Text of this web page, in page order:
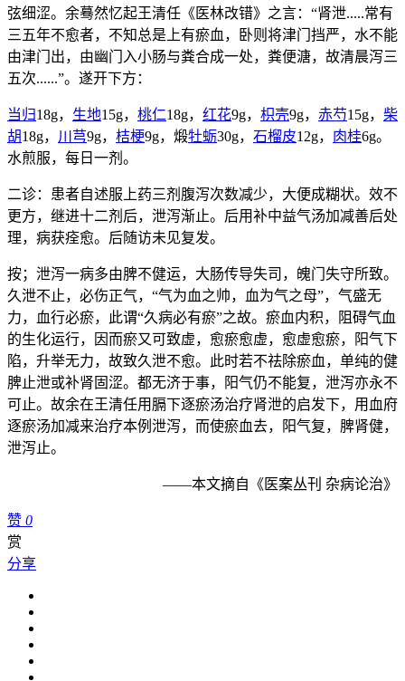
弦细涩。余蓦然忆起王清任《医林改错》之言：“肾泄.....常有
三五年不愈者，不知总是上有瘀血，卧则将津门挡严，水不能
由津门出，由幽门入小肠与粪合成一处，粪便溏，故清晨泻三
五次......”。遂开下方：
当归18g， 生地15g， 桃仁18g， 红花9g， 枳壳9g， 赤芍15g， 柴
胡18g， 川芎9g， 桔梗9g，煅牡蛎30g， 石榴皮12g， 肉桂6g。
水煎服，每日一剂。
二诊：患者自述服上药三剂腹泻次数减少，大便成糊状。效不
更方，继进十二剂后，泄泻渐止。后用补中益气汤加减善后处
理，病获痊愈。后随访未见复发。
按；泄泻一病多由脾不健运，大肠传导失司，魄门失守所致。
久泄不止，必伤正气，“气为血之帅，血为气之母”，气盛无
力，血行必瘀，此谓“久病必有瘀”之故。瘀血内积，阻碍气血
的生化运行，因而瘀又可致虚，愈瘀愈虚，愈虚愈瘀，阳气下
陷，升举无力，故致久泄不愈。此时若不祛除瘀血，单纯的健
脾止泄或补肾固涩。都无济于事，阳气仍不能复，泄泻亦永不
可止。故余在王清任用膈下逐瘀汤治疗肾泄的启发下，用血府
逐瘀汤加减来治疗本例泄泻，而使瘀血去，阳气复，脾肾健，
泄泻止。
——本文摘自《医案丛刊 杂病论治》
赞 0
赏
分享